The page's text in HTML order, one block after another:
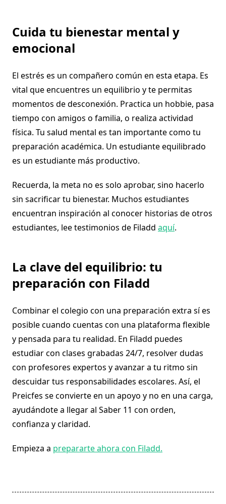
Cuida tu bienestar mental y
emocional
El estrés es un compañero común en esta etapa. Es
vital que encuentres un equilibrio y te permitas
momentos de desconexión. Practica un hobbie, pasa
tiempo con amigos o familia, o realiza actividad
física. Tu salud mental es tan importante como tu
preparación académica. Un estudiante equilibrado
es un estudiante más productivo.
Recuerda, la meta no es solo aprobar, sino hacerlo
sin sacrificar tu bienestar. Muchos estudiantes
encuentran inspiración al conocer historias de otros
estudiantes, lee testimonios de Filadd aquí.
La clave del equilibrio: tu
preparación con Filadd
Combinar el colegio con una preparación extra sí es
posible cuando cuentas con una plataforma flexible
y pensada para tu realidad. En Filadd puedes
estudiar con clases grabadas 24/7, resolver dudas
con profesores expertos y avanzar a tu ritmo sin
descuidar tus responsabilidades escolares. Así, el
Preicfes se convierte en un apoyo y no en una carga,
ayudándote a llegar al Saber 11 con orden,
confianza y claridad.
Empieza a prepararte ahora con Filadd.